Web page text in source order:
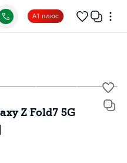
А1 плюс
Z Fold7 5G